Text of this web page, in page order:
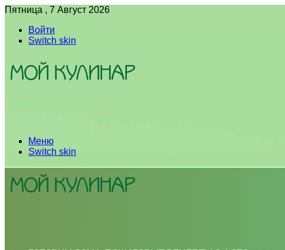
Пятница , 7 Август 2026
Войти
Switch skin
Меню
Switch skin